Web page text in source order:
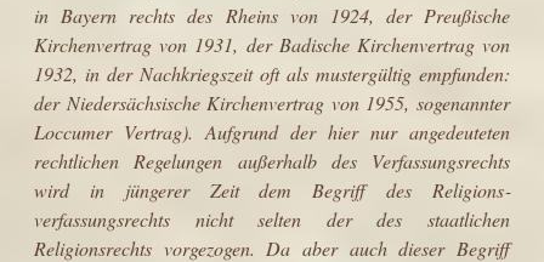
in Bayern rechts des Rheins von 1924, der Preußische
Kirchenvertrag von 1931, der Badische Kirchenvertrag von
1932, in der Nachkriegszeit oft als mustergültig empfunden:
der Niedersächsische Kirchenvertrag von 1955, sogenannter
Loccumer Vertrag). Aufgrund der hier nur angedeuteten
rechtlichen Regelungen außer­halb des Verfassungsrechts
wird in jüngerer Zeit dem Begriff des Religions­
verfassungsrechts nicht selten der des staatlichen
Religionsrechts vorgezogen. Da aber auch dieser Begriff